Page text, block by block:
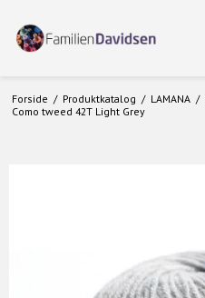
Forside / Produktkatalog / LAMANA /
Como tweed 42T Light Grey